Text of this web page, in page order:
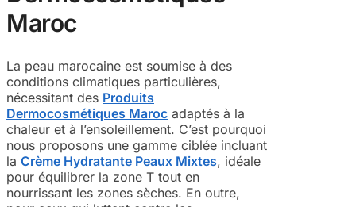
Maroc
La peau marocaine est soumise à des
conditions climatiques particulières,
nécessitant des Produits
Dermocosmétiques Maroc adaptés à la
chaleur et à l’ensoleillement. C’est pourquoi
nous proposons une gamme ciblée incluant
la Crème Hydratante Peaux Mixtes, idéale
pour équilibrer la zone T tout en
nourrissant les zones sèches. En outre,